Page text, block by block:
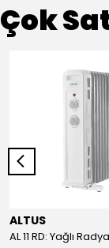
Çok
ALTUS
AL 11 RD: Yağlı